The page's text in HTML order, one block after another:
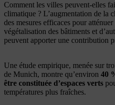
Comment les villes peuvent-elles
climatique ? L’augmentation de la
des mesures efficaces pour
végétalisation des bâtiments et
peuvent apporter une contribution
Une étude empirique, menée sur
de Munich, montre qu’environ 40
être constituée d’espaces verts
températures plus fraîches.